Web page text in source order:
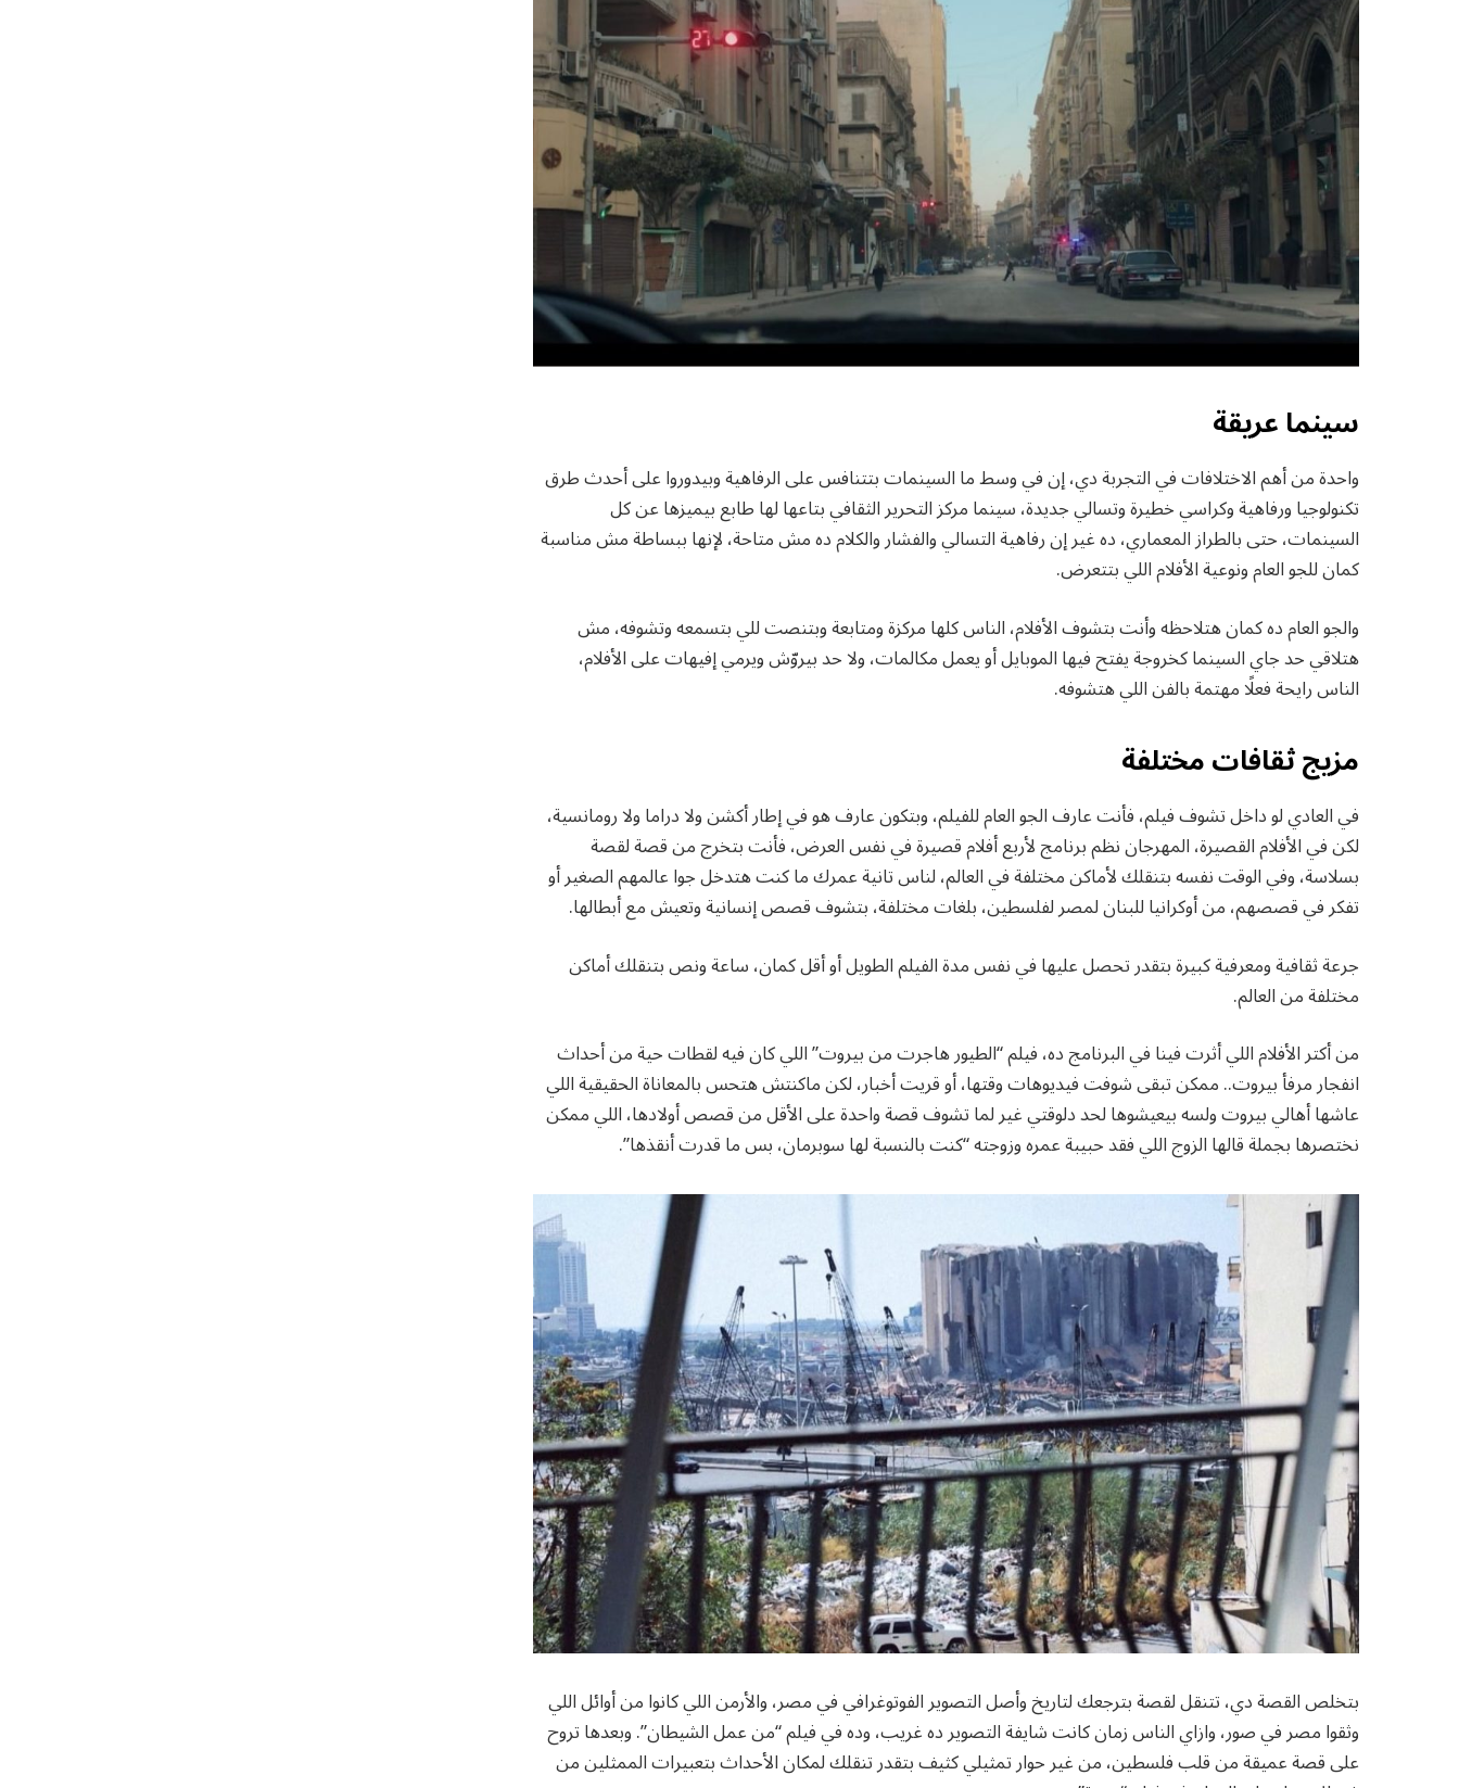
سينما عريقة
واحدة من أهم الاختلافات في التجربة دي، إن في وسط ما السينمات بتتنافس على الرفاهية وبيدوروا على أحدث طرق
تكنولوجيا ورفاهية وكراسي خطيرة وتسالي جديدة، سينما مركز التحرير الثقافي بتاعها لها طابع بيميزها عن كل
السينمات، حتى بالطراز المعماري، ده غير إن رفاهية التسالي والفشار والكلام ده مش متاحة، لإنها ببساطة مش مناسبة
كمان للجو العام ونوعية الأفلام اللي بتتعرض.
والجو العام ده كمان هتلاحظه وأنت بتشوف الأفلام، الناس كلها مركزة ومتابعة وبتنصت للي بتسمعه وتشوفه، مش
هتلاقي حد جاي السينما كخروجة يفتح فيها الموبايل أو يعمل مكالمات، ولا حد بيروّش ويرمي إفيهات على الأفلام،
الناس رايحة فعلًا مهتمة بالفن اللي هتشوفه.
مزيج ثقافات مختلفة
في العادي لو داخل تشوف فيلم، فأنت عارف الجو العام للفيلم، وبتكون عارف هو في إطار أكشن ولا دراما ولا رومانسية،
لكن في الأفلام القصيرة، المهرجان نظم برنامج لأربع أفلام قصيرة في نفس العرض، فأنت بتخرج من قصة لقصة
بسلاسة، وفي الوقت نفسه بتنقلك لأماكن مختلفة في العالم، لناس تانية عمرك ما كنت هتدخل جوا عالمهم الصغير أو
تفكر في قصصهم، من أوكرانيا للبنان لمصر لفلسطين، بلغات مختلفة، بتشوف قصص إنسانية وتعيش مع أبطالها.
جرعة ثقافية ومعرفية كبيرة بتقدر تحصل عليها في نفس مدة الفيلم الطويل أو أقل كمان، ساعة ونص بتنقلك أماكن
مختلفة من العالم.
من أكتر الأفلام اللي أثرت فينا في البرنامج ده، فيلم “الطيور هاجرت من بيروت” اللي كان فيه لقطات حية من أحداث
انفجار مرفأ بيروت.. ممكن تبقى شوفت فيديوهات وقتها، أو قريت أخبار، لكن ماكنتش هتحس بالمعاناة الحقيقية اللي
عاشها أهالي بيروت ولسه بيعيشوها لحد دلوقتي غير لما تشوف قصة واحدة على الأقل من قصص أولادها، اللي ممكن
نختصرها بجملة قالها الزوج اللي فقد حبيبة عمره وزوجته “كنت بالنسبة لها سوبرمان، بس ما قدرت أنقذها”.
بتخلص القصة دي، تتنقل لقصة بترجعك لتاريخ وأصل التصوير الفوتوغرافي في مصر، والأرمن اللي كانوا من أوائل اللي
وثقوا مصر في صور، وازاي الناس زمان كانت شايفة التصوير ده غريب، وده في فيلم “من عمل الشيطان”. وبعدها تروح
على قصة عميقة من قلب فلسطين، من غير حوار تمثيلي كثيف بتقدر تنقلك لمكان الأحداث بتعبيرات الممثلين من